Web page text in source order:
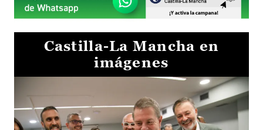
Castilla-La Mancha en
imágenes